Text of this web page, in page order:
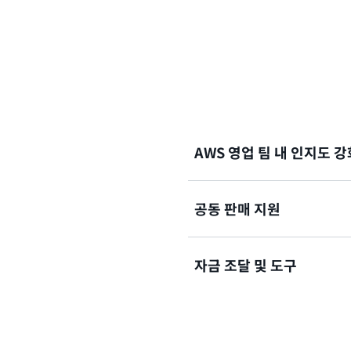
AWS 영업 팀 내 인지도 강
AWS Account Manager가
받는 AWS Account
공동 판매 지원
효과적인 시장 진출 전략을
자금 조달 및 도구